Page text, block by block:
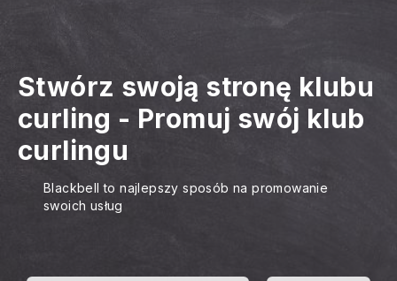
Stwórz swoją stronę klubu
curling - Promuj swój klub
curlingu
Blackbell to najlepszy sposób na promowanie
swoich usług